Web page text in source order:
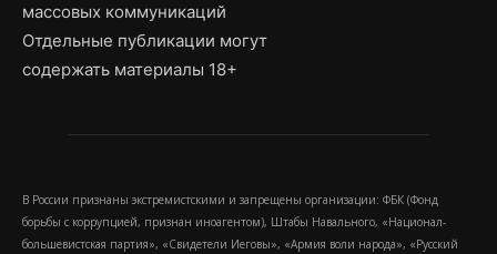
массовых коммуникаций
Отдельные публикации могут
содержать материалы 18+
В России признаны экстремистскими и запрещены организации: ФБК (Фонд
борьбы с коррупцией, признан иноагентом), Штабы Навального, «Национал-
большевистская партия», «Свидетели Иеговы», «Армия воли народа», «Русский